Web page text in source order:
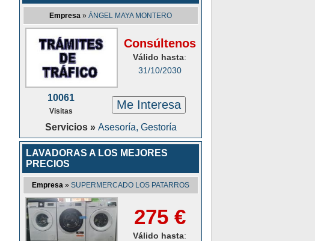
Empresa » ÁNGEL MAYA MONTERO
Consúltenos
Válido hasta:
31/10/2030
10061
Visitas Me Interesa
Servicios » Asesoría, Gestoría
LAVADORAS A LOS MEJORES
PRECIOS
Empresa » SUPERMERCADO LOS PATARROS
275 €
Válido hasta: